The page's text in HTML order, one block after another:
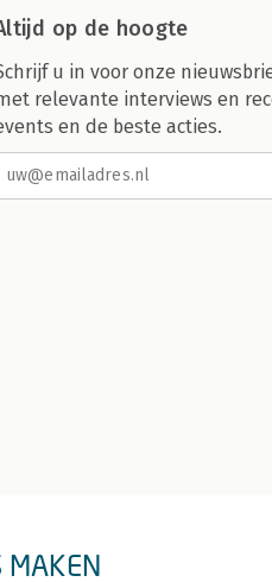
op de hoogte
u in voor onze
relevante interviews en
en de beste acties.
MAKEN